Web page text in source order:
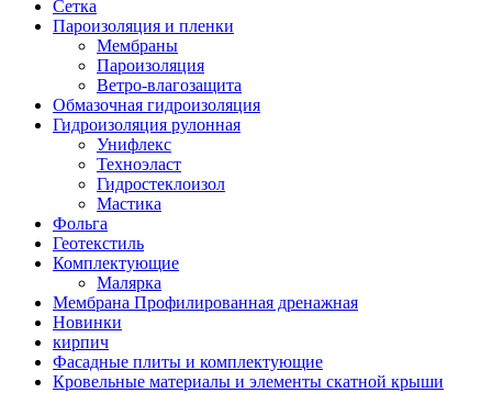
Сетка
Пароизоляция и пленки
Мембраны
Пароизоляция
Ветро-влагозащита
Обмазочная гидроизоляция
Гидроизоляция рулонная
Унифлекс
Техноэласт
Гидростеклоизол
Мастика
Фольга
Геотекстиль
Комплектующие
Малярка
Мембрана Профилированная дренажная
Новинки
кирпич
Фасадные плиты и комплектующие
Кровельные материалы и элементы скатной крыши